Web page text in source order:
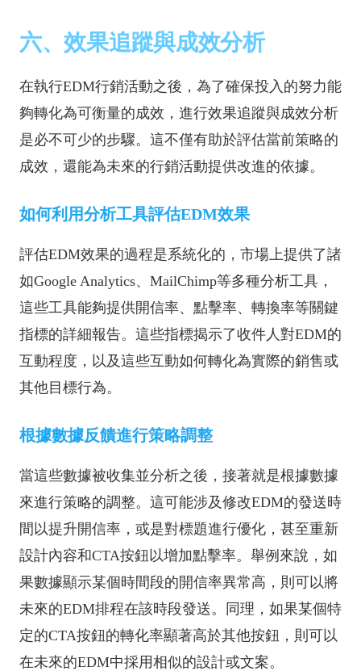
六、效果追蹤與成效分析
在執行EDM行銷活動之後，為了確保投入的努力能
夠轉化為可衡量的成效，進行效果追蹤與成效分析
是必不可少的步驟。這不僅有助於評估當前策略的
成效，還能為未來的行銷活動提供改進的依據。
如何利用分析工具評估EDM效果
評估EDM效果的過程是系統化的，市場上提供了諸
如Google Analytics、MailChimp等多種分析工具，
這些工具能夠提供開信率、點擊率、轉換率等關鍵
指標的詳細報告。這些指標揭示了收件人對EDM的
互動程度，以及這些互動如何轉化為實際的銷售或
其他目標行為。
根據數據反饋進行策略調整
當這些數據被收集並分析之後，接著就是根據數據
來進行策略的調整。這可能涉及修改EDM的發送時
間以提升開信率，或是對標題進行優化，甚至重新
設計內容和CTA按鈕以增加點擊率。舉例來說，如
果數據顯示某個時間段的開信率異常高，則可以將
未來的EDM排程在該時段發送。同理，如果某個特
定的CTA按鈕的轉化率顯著高於其他按鈕，則可以
在未來的EDM中採用相似的設計或文案。